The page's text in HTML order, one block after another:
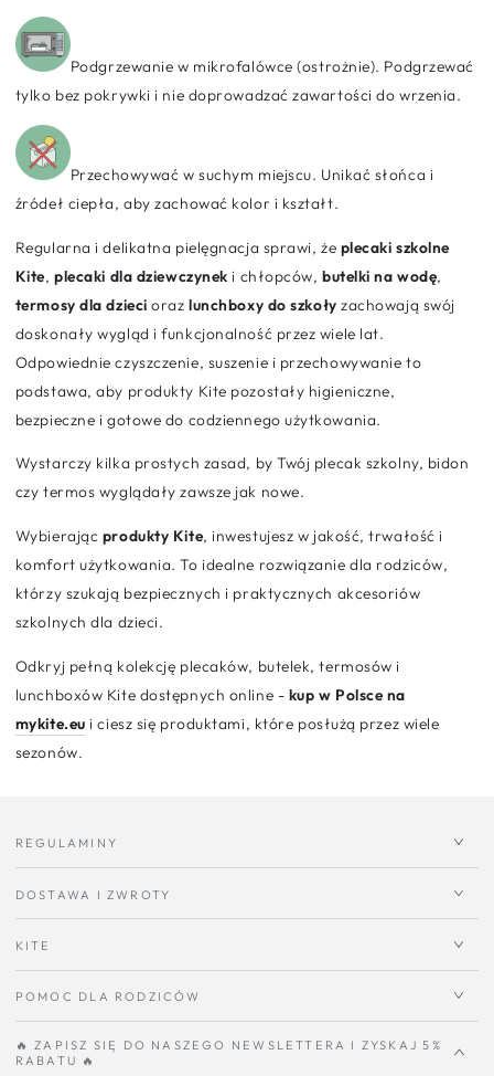
Podgrzewanie w mikrofalówce (ostrożnie). Podgrzewać
tylko bez pokrywki i nie doprowadzać zawartości do wrzenia.
Przechowywać w suchym miejscu. Unikać słońca i
źródeł ciepła, aby zachować kolor i kształt.
Regularna i delikatna pielęgnacja sprawi, że plecaki szkolne
Kite,plecaki dla dziewczynek i chłopców,butelki na wodę,
termosy dla dzieci orazlunchboxy do szkoły zachowają swój
doskonały wygląd i funkcjonalność przez wiele lat.
Odpowiednie czyszczenie, suszenie i przechowywanie to
podstawa, aby produkty Kite pozostały higieniczne,
bezpieczne i gotowe do codziennego użytkowania.
Wystarczy kilka prostych zasad, by Twój plecak szkolny, bidon
czy termos wyglądały zawsze jak nowe.
Wybierając produkty Kite, inwestujesz w jakość, trwałość i
komfort użytkowania. To idealne rozwiązanie dla rodziców,
którzy szukają bezpiecznych i praktycznych akcesoriów
szkolnych dla dzieci.
Odkryj pełną kolekcję plecaków, butelek, termosów i
lunchboxów Kite dostępnych online - kup w Polsce na
mykite.eu i ciesz się produktami, które posłużą przez wiele
sezonów.
REGULAMINY
DOSTAWA I ZWROTY
KITE
POMOC DLA RODZICÓW
🔥 ZAPISZ SIĘ DO NASZEGO NEWSLETTERA I ZYSKAJ 5%
RABATU 🔥